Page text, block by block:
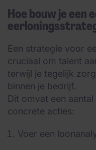
Hoe bouw je een
Een strategie voor
cruciaal om talent
terwijl je tegelijk
binnen je bedrijf.
Dit omvat een
concrete acties:
Voer een